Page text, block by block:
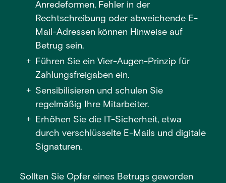
Anredeformen, Fehler in der
Rechtschreibung oder abweichende E-
Mail-Adressen können Hinweise auf
Betrug sein.
Führen Sie ein Vier-Augen-Prinzip für
Zahlungsfreigaben ein.
Sensibilisieren und schulen Sie
regelmäßig Ihre Mitarbeiter.
Erhöhen Sie die IT-Sicherheit, etwa
durch verschlüsselte E-Mails und digitale
Signaturen.
Sollten Sie Opfer eines Betrugs geworden